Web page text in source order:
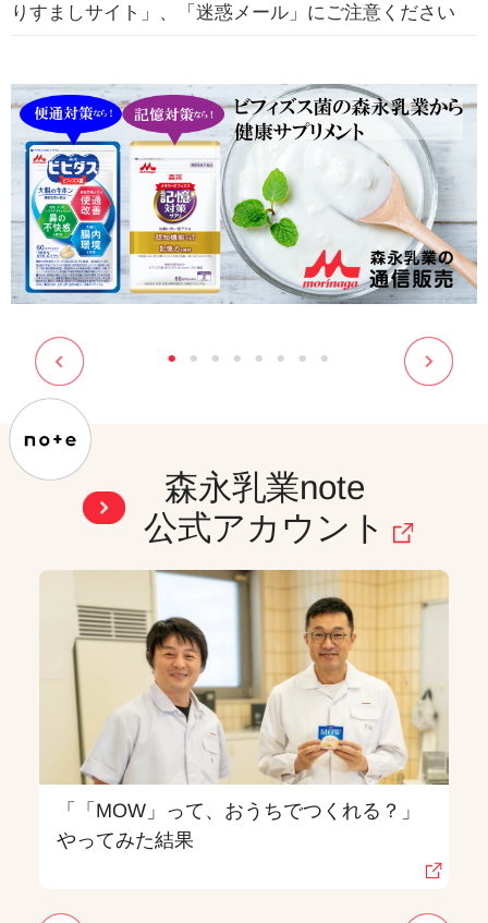
りすましサイト」、「迷惑メール」にご注意ください
森永乳業note
公式アカウント
「「MOW」って、おうちでつくれる？」
やってみた結果